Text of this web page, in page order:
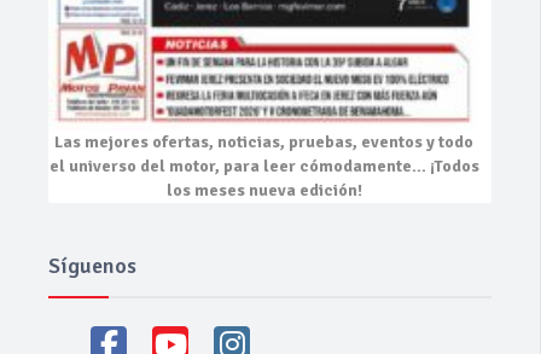
Las mejores ofertas, noticias, pruebas, eventosy todo
el universo del motor, para leer cómodamente… ¡Todos
los meses nueva edición!
Síguenos